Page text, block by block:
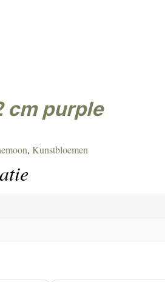
cm purple
, Kunstbloemen